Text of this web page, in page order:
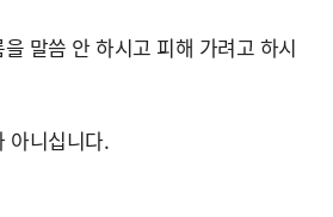
말씀 안 하시고 피해 가려고 하시
아니십니다.